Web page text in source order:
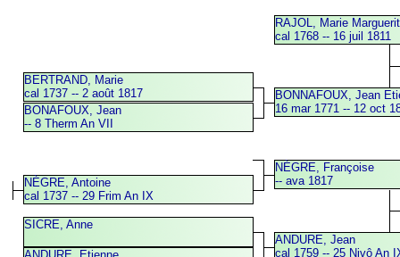
RAJOL, Marie
cal 1768 -- 16 juil 1811
BONNAFOUX, Jean
16 mar 1771 -- 12 oct
BERTRAND, Marie
cal 1737 -- 2 août 1817
BONAFOUX, Jean
-- 8 Therm An VII
NÈGRE, Françoise
-- ava 1817
NÈGRE, Antoine
cal 1737 -- 29 Frim An IX
ANDURE, Jean
cal 1759 -- 25 Nivô An
SICRE, Anne